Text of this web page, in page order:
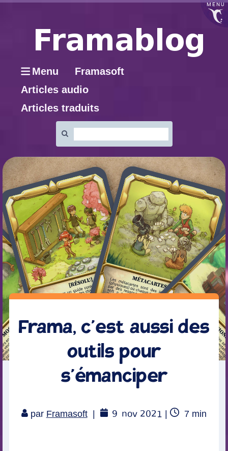
MENU
Menu
Framasoft
Articles audio
Articles traduits
:
Frama, c’est aussi des
outils pour
s’émanciper
par Framasoft 9 nov 2021 |
Temps
7 min